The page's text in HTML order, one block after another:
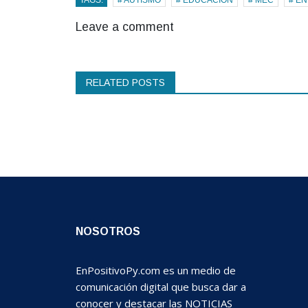
Leave a comment
RELATED POSTS
NOSOTROS
EnPositivoPy.com es un medio de
comunicación digital que busca dar a
conocer y destacar las NOTICIAS